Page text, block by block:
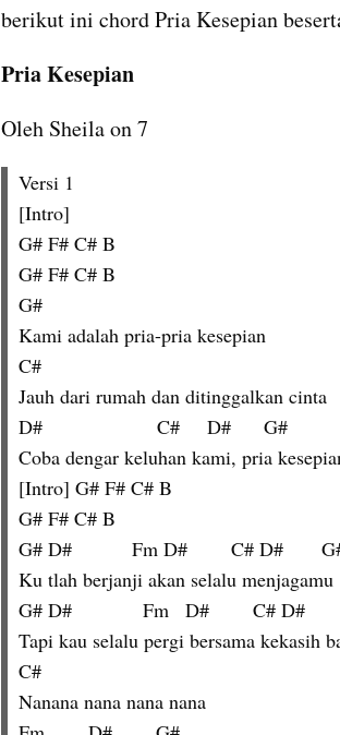
berikut ini chord Pria Kesepian
Pria Kesepian
Oleh Sheila on 7
Versi 1
[Intro]
G# F# C# B
G# F# C# B
G#
Kami adalah pria-pria kesepian
C#
Jauh dari rumah dan ditinggalkan cinta
D#                     C#     D#      G#
Coba dengar keluhan kami, pria
[Intro] G# F# C# B
G# F# C# B
G# D#           Fm D#        C# D#
Ku tlah berjanji akan selalu menjagamu
G# D#             Fm   D#        C# D#
Tapi kau selalu pergi bersama kekasih
C#
Nanana nana nana nana